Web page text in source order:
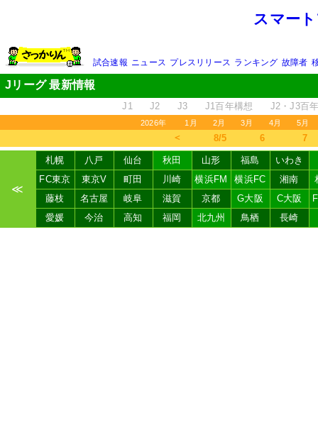
スマー
試合速報 ニュース プレスリリース ランキング 故障者
Jリーグ 最新情報
J1 J2 J3 J1百年構想 J2・J3百
2026年 1月 2月 3月 4月 5月
＜ 8/5 6 7
≪
札幌 八戸 仙台 秋田 山形 福島
いわき
FC東京
東京V 町田 川崎 横浜FM 横浜FC 湘南
藤枝
名古屋 岐阜 滋賀 京都 G大阪 C大阪
愛媛
今治 高知 福岡 北九州 鳥栖 長崎